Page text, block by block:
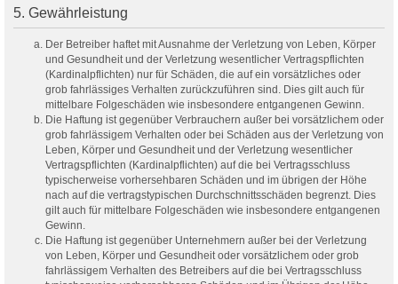
5. Gewährleistung
Der Betreiber haftet mit Ausnahme der Verletzung von Leben, Körper
und Gesundheit und der Verletzung wesentlicher Vertragspflichten
(Kardinalpflichten) nur für Schäden, die auf ein vorsätzliches oder
grob fahrlässiges Verhalten zurückzuführen sind. Dies gilt auch für
mittelbare Folgeschäden wie insbesondere entgangenen Gewinn.
Die Haftung ist gegenüber Verbrauchern außer bei vorsätzlichem oder
grob fahrlässigem Verhalten oder bei Schäden aus der Verletzung von
Leben, Körper und Gesundheit und der Verletzung wesentlicher
Vertragspflichten (Kardinalpflichten) auf die bei Vertragsschluss
typischerweise vorhersehbaren Schäden und im übrigen der Höhe
nach auf die vertragstypischen Durchschnittsschäden begrenzt. Dies
gilt auch für mittelbare Folgeschäden wie insbesondere entgangenen
Gewinn.
Die Haftung ist gegenüber Unternehmern außer bei der Verletzung
von Leben, Körper und Gesundheit oder vorsätzlichem oder grob
fahrlässigem Verhalten des Betreibers auf die bei Vertragsschluss